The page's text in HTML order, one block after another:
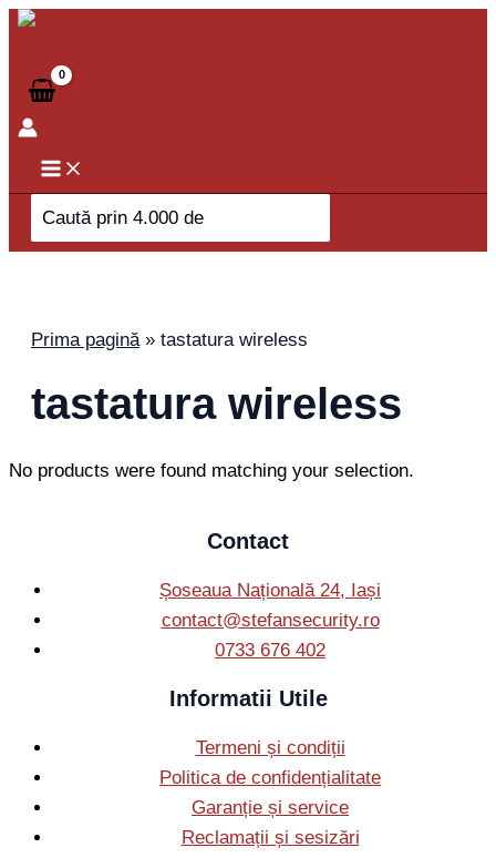
Skip
content
Search
for:
Prima pagină» tastatura wireless
tastatura wireless
No products were found matching your selection.
Contact
Șoseaua Națională 24, Iași
contact@stefansecurity.ro
0733 676 402
Informatii Utile
Termeni și condiții
Politica de confidențialitate
Garanție și service
Reclamații și sesizări